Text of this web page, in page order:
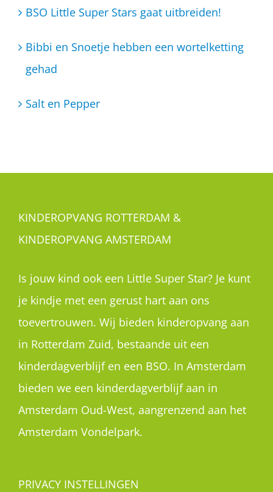
BSO Little Super Stars gaat uitbreiden!
Bibbi en Snoetje hebben een wortelketting
gehad
Salt en Pepper
KINDEROPVANG ROTTERDAM &
KINDEROPVANG AMSTERDAM
Is jouw kind ook een Little Super Star? Je kunt
je kindje met een gerust hart aan ons
toevertrouwen. Wij bieden kinderopvang aan
in Rotterdam Zuid, bestaande uit een
kinderdagverblijf en een BSO. In Amsterdam
bieden we een kinderdagverblijf aan in
Amsterdam Oud-West, aangrenzend aan het
Amsterdam Vondelpark.
PRIVACY INSTELLINGEN